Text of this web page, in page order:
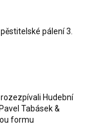
pálení 3.
Hudební
Tabásek &
formu